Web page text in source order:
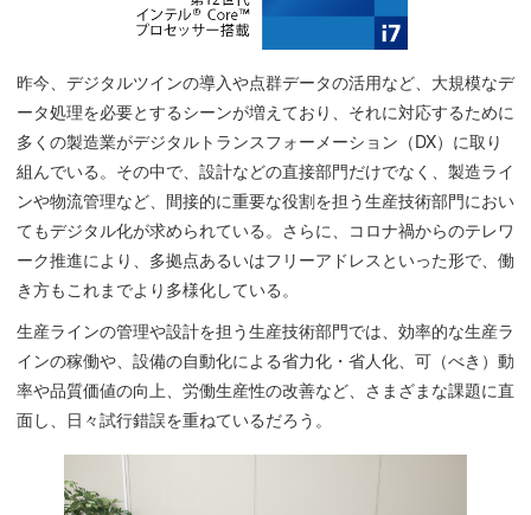
昨今、デジタルツインの導入や点群データの活用など、大規模なデ
ータ処理を必要とするシーンが増えており、それに対応するために
多くの製造業がデジタルトランスフォーメーション（DX）に取り
組んでいる。その中で、設計などの直接部門だけでなく、製造ライ
ンや物流管理など、間接的に重要な役割を担う生産技術部門におい
てもデジタル化が求められている。さらに、コロナ禍からのテレワ
ーク推進により、多拠点あるいはフリーアドレスといった形で、働
き方もこれまでより多様化している。
生産ラインの管理や設計を担う生産技術部門では、効率的な生産ラ
インの稼働や、設備の自動化による省力化・省人化、可（べき）動
率や品質価値の向上、労働生産性の改善など、さまざまな課題に直
面し、日々試行錯誤を重ねているだろう。